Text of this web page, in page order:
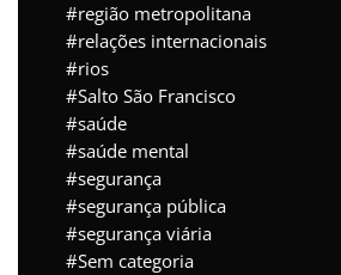
região metropolitana
relações internacionais
rios
Salto São Francisco
saúde
saúde mental
segurança
segurança pública
segurança viária
Sem categoria